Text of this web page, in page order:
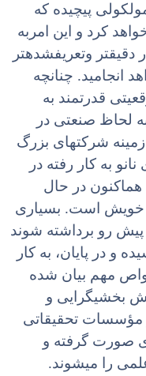
پیچیده که
کرد و این امربه
دقیقتر وتعریفشدهتر
انجامید. چنانچه
قدرتمند به
لحاظ صنعتی در
شرکتهای بزرگ
به کار رفته در
هماکنون در حال
خویش است. بسیاری
پیش رو برداشته شوند
و در پایان، به کار
مهم بیان شده
بخشیگرایی و
مؤسسات تحقیقاتی
صورت گرفته و
را میشوند.